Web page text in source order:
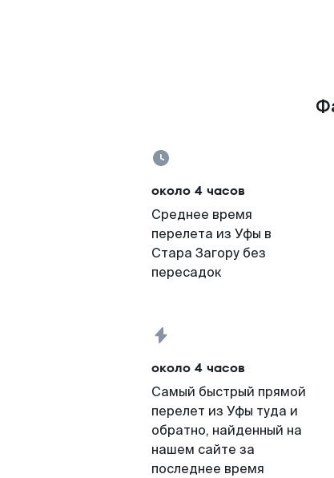
около 4 часов
Среднее время
перелета из Уфы в
Стара Загору без
пересадок
около 4 часов
Самый быстрый прямой
перелет из Уфы туда и
обратно, найденный на
нашем сайте за
последнее время